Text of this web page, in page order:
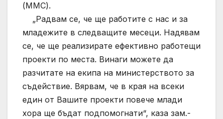
(ММС).
„Радвам се, че ще работите с нас и за
младежите в следващите месеци. Надявам
се, че ще реализирате ефективно работещи
проекти по места. Винаги можете да
разчитате на екипа на министерството за
съдействие. Вярвам, че в края на всеки
един от Вашите проекти повече млади
хора ще бъдат подпомогнати“, каза зам.-